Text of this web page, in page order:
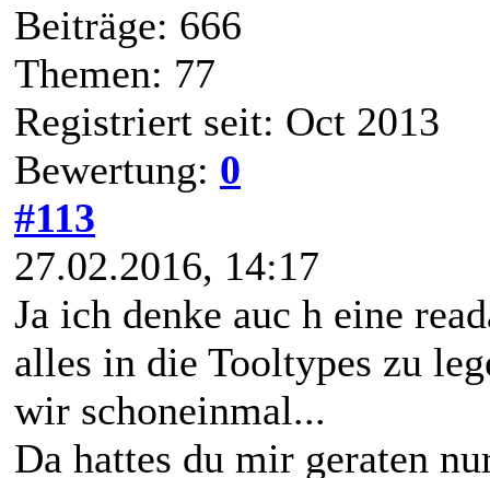
Beiträge: 666
Themen: 77
Registriert seit: Oct 2013
Bewertung: 0
#113
27.02.2016, 14:17
Ja ich denke auc h eine
alles in die Tooltypes zu
wir schoneinmal...
Da hattes du mir geraten